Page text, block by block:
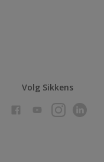
Volg Sikkens